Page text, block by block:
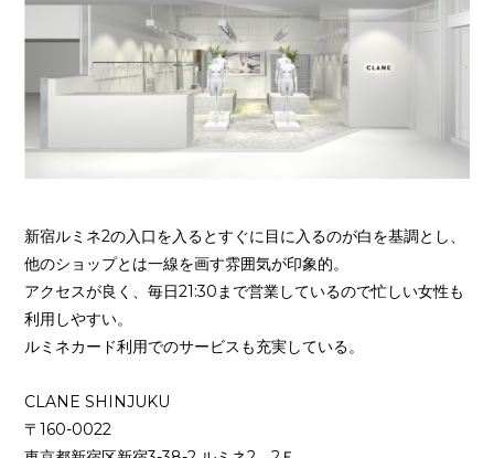
新宿ルミネ2の入口を入るとすぐに目に入るのが白を基調とし、
他のショップとは一線を画す雰囲気が印象的。
アクセスが良く、毎日21:30まで営業しているので忙しい女性も
利用しやすい。
ルミネカード利用でのサービスも充実している。
CLANE SHINJUKU
〒160-0022